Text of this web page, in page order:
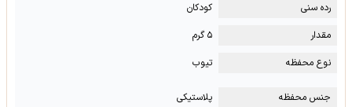
رده سنی
کودکان
مقدار
۵ گرم
نوع محفظه
تیوب
جنس محفظه پلاستیکی